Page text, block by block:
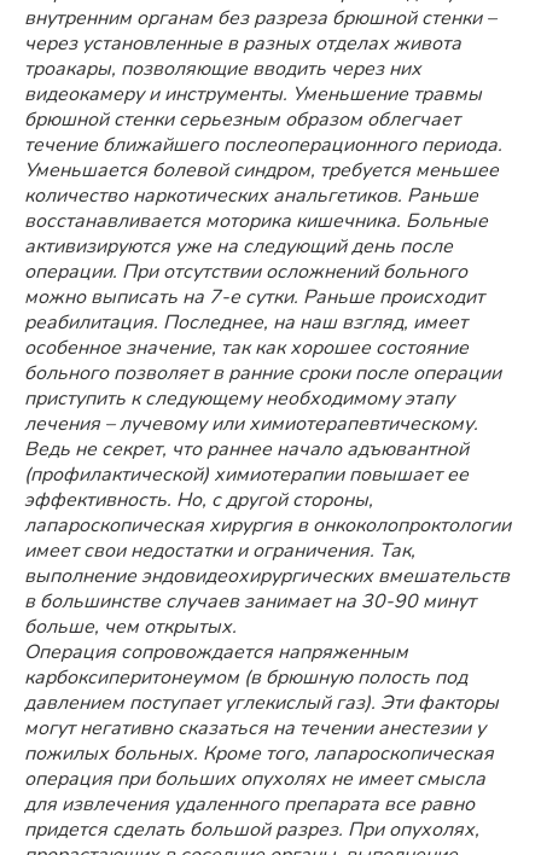
внутренним органам без разреза брюшной стенки –
через установленные в разных отделах живота
троакары, позволяющие вводить через них
видеокамеру и инструменты. Уменьшение травмы
брюшной стенки серьезным образом облегчает
течение ближайшего послеоперационного периода.
Уменьшается болевой синдром, требуется меньшее
количество наркотических анальгетиков. Раньше
восстанавливается моторика кишечника. Больные
активизируются уже на следующий день после
операции. При отсутствии осложнений больного
можно выписать на 7-е сутки. Раньше происходит
реабилитация. Последнее, на наш взгляд, имеет
особенное значение, так как хорошее состояние
больного позволяет в ранние сроки после операции
приступить к следующему необходимому этапу
лечения – лучевому или химиотерапевтическому.
Ведь не секрет, что раннее начало адъювантной
(профилактической) химиотерапии повышает ее
эффективность. Но, с другой стороны,
лапароскопическая хирургия в онкоколопроктологии
имеет свои недостатки и ограничения. Так,
выполнение эндовидеохирургических вмешательств
в большинстве случаев занимает на 30-90 минут
больше, чем открытых.
Операция сопровождается напряженным
карбоксиперитонеумом (в брюшную полость под
давлением поступает углекислый газ). Эти факторы
могут негативно сказаться на течении анестезии у
пожилых больных. Кроме того, лапароскопическая
операция при больших опухолях не имеет смысла
для извлечения удаленного препарата все равно
придется сделать большой разрез. При опухолях,